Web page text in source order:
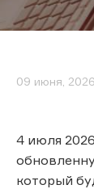
09 июня, 2026
4 июля
который